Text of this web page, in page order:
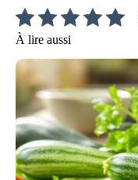
À lire aussi